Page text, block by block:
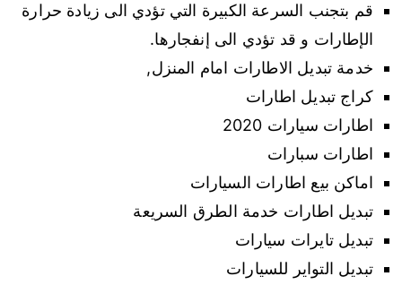
قم بتجنب السرعة الكبيرة التي تؤدي الى زيادة حرارة
الإطارات و قد تؤدي الى إنفجارها.
خدمة تبديل الاطارات امام المنزل,
كراج تبديل اطارات
اطارات سيارات 2020
اطارات سبارات
اماكن بيع اطارات السيارات
تبديل اطارات خدمة الطرق السريعة
تبديل تايرات سيارات
تبديل التواير للسيارات